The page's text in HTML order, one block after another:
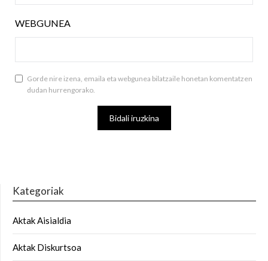
WEBGUNEA
Gorde nire izena, emaila eta webgunea bilatzaile honetan komentatzen
dudan hurrengorako.
Kategoriak
Aktak Aisialdia
Aktak Diskurtsoa